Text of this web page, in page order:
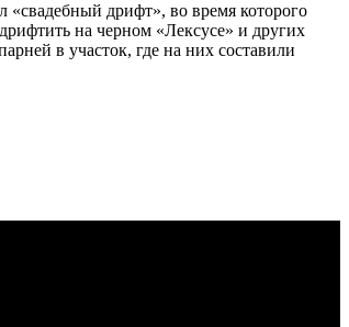
дрифт», во время которого
на черном «Лексусе» и других
в участок, где на них составили